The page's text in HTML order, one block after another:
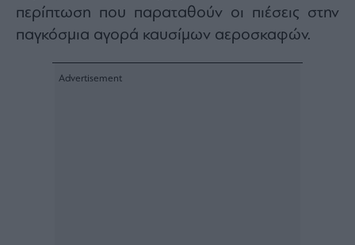
Watches
Yachts
περίπτωση που παραταθούν οι πιέσεις στην
παγκόσμια αγορά καυσίμων αεροσκαφών.